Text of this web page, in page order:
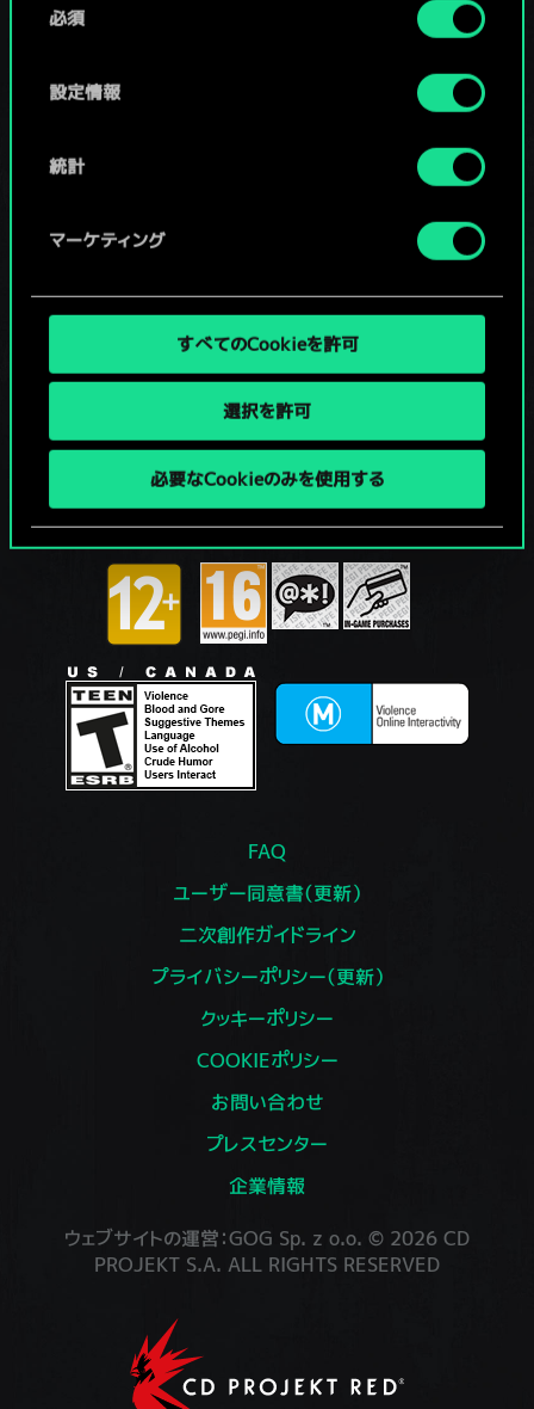
詳細は、下記の「設定」メニューでご確認ください。
必須
設定情報
統計
マーケティング
すべてのCookieを許可
選択を許可
必要なCookieのみを使用する
ソーシャルメディア
FAQ
ユーザー同意書（更新）
二次創作ガイドライン
プライバシーポリシー（更新）
クッキーポリシー
COOKIEポリシー
お問い合わせ
プレスセンター
企業情報
ウェブサイトの運営：GOG Sp. z o.o. © 2026 CD
PROJEKT S.A. ALL RIGHTS RESERVED